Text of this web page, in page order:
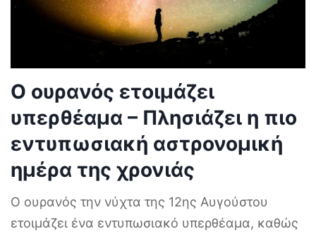
Ο ουρανός ετοιμάζει
υπερθέαμα – Πλησιάζει η πιο
εντυπωσιακή αστρονομική
ημέρα της χρονιάς
Ο ουρανός την νύχτα της 12ης Αυγούστου
ετοιμάζει ένα εντυπωσιακό υπερθέαμα, καθώς